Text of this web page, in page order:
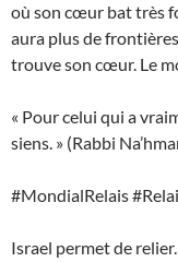
où son cœur bat très
aura plus de
trouve son cœur. Le
« Pour celui qui a
siens. » (Rabbi
#MondialRelais
Israel permet de